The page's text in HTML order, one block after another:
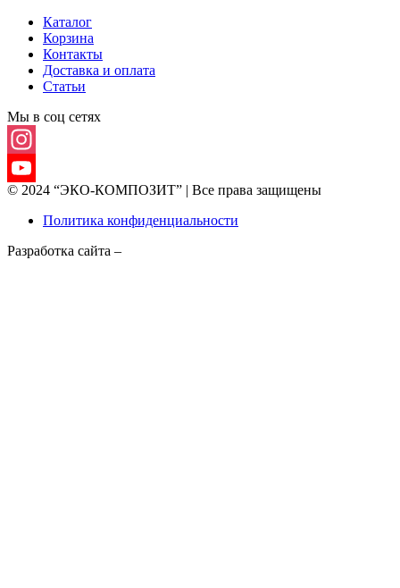
Каталог
Корзина
Контакты
Доставка и оплата
Статьи
Мы в соц сетях
Instagram
YouTube
Channel
© 2024 “ЭКО-КОМПОЗИТ” | Все права защищены
Политика конфиденциальности
Разработка сайта –